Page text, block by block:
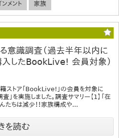
メント 家族
意識調査（過去半年以内に
入したBookLive! 会員対象）
ストア「BookLive!」の会員を対象に
を実施しました。調査サマリー【1】「在
たちは減少！！家族構成や...
を読む